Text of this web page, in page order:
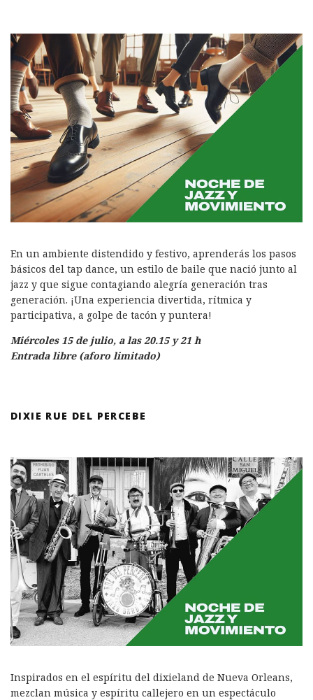
En un ambiente distendido y festivo, aprenderás los pasos
básicos del tap dance, un estilo de baile que nació junto al
jazz y que sigue contagiando alegría generación tras
generación. ¡Una experiencia divertida, rítmica y
participativa, a golpe de tacón y puntera!
Miércoles 15 de julio, a las 20.15 y 21 h
Entrada libre (aforo limitado)
DIXIE RUE DEL PERCEBE
Inspirados en el espíritu del dixieland de Nueva Orleans,
mezclan música y espíritu callejero en un espectáculo